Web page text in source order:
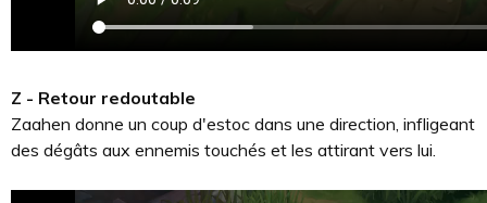
Z - Retour redoutable
Zaahen donne un coup d'estoc dans une direction, infligeant
des dégâts aux ennemis touchés et les attirant vers lui.